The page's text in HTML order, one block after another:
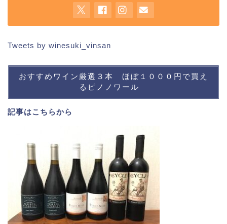
Tweets by winesuki_vinsan
おすすめワイン厳選３本 ほぼ１０００円で買え
るピノノワール
記事はこちらから